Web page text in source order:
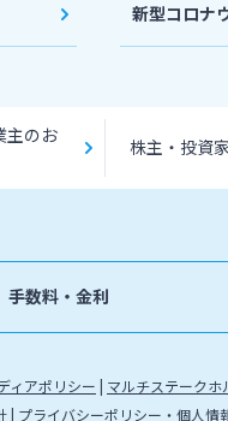
新型コロナ
主のお
株主・投資
手数料・金利
ィアポリシー マルチステークホ
プライバシーポリシー・個人情